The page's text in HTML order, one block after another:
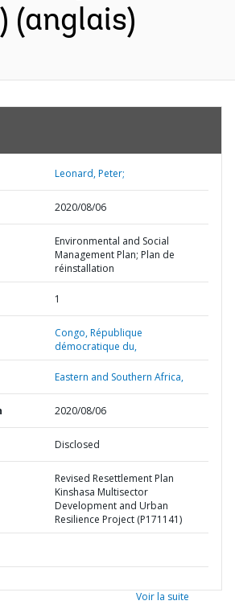
(anglais)
Leonard, Peter;
2020/08/06
Environmental and Social
Management Plan; Plan de
réinstallation
1
Congo,République
démocratique du,
Eastern and Southern Africa,
2020/08/06
Disclosed
Revised Resettlement Plan
Kinshasa Multisector
Development and Urban
Resilience Project (P171141)
Voir la suite